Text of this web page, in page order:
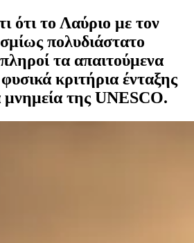
ότι το Λαύριο με τον
πολυδιάστατο
τα απαιτούμενα
φυσικά κριτήρια ένταξης
μνημεία της UNESCO.